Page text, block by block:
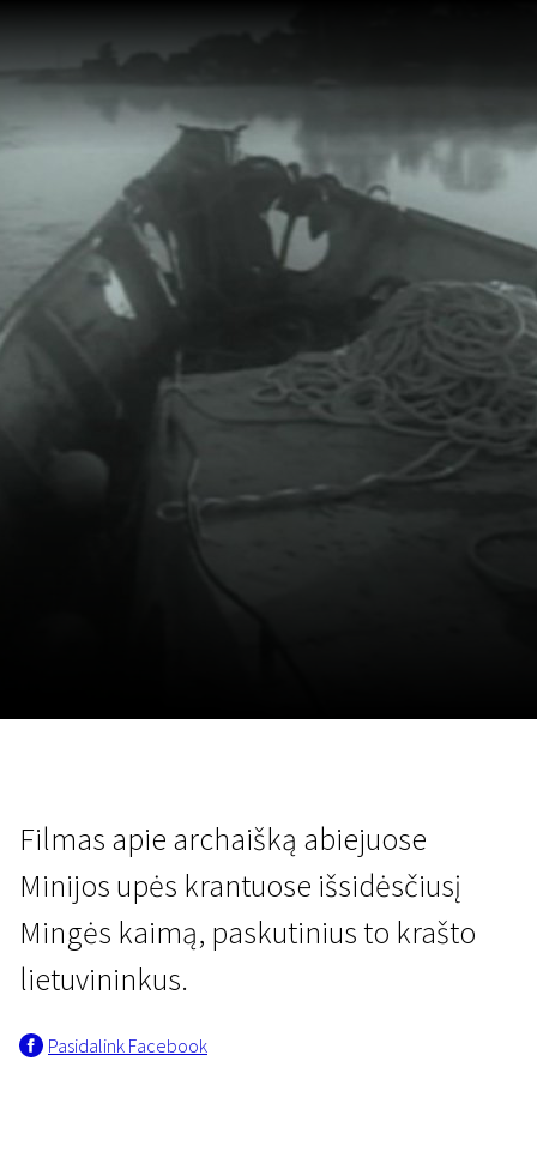
Filmas apie archaišką abiejuose
Minijos upės krantuose išsidėsčiusį
Mingės kaimą, paskutinius to krašto
lietuvininkus.
Pasidalink Facebook